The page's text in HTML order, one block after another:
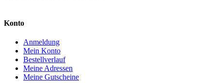
Konto
Anmeldung
Mein Konto
Bestellverlauf
Meine Adressen
Meine Gutscheine